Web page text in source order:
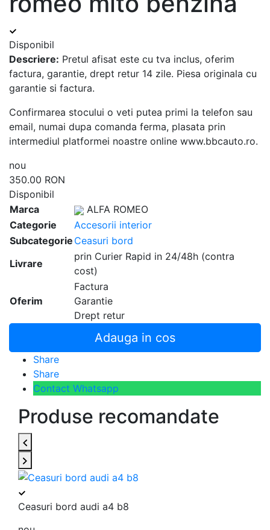
Disponibil
Descriere: Pretul afisat este cu tva inclus, oferim
factura, garantie, drept retur 14 zile. Piesa originala cu
garantie si factura.
Confirmarea stocului o veti putea primi la telefon sau
email, numai dupa comanda ferma, plasata prin
intermediul platformei noastre online www.bbcauto.ro.
nou
350.00 RON
Disponibil
Marca
ALFA ROMEO
Categorie
Accesorii interior
Subcategorie Ceasuri bord
Livrare
prin Curier Rapid in 24/48h (contra
cost)
Oferim
Factura
Garantie
Drept retur
Adauga in cos
Share
Share
Contact Whatsapp
Produse recomandate
Ceasuri bord audi a4 b8